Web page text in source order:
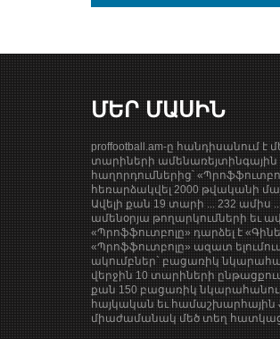
ՄԵՐ ՄԱՍԻՆ
proffootball.am-ը հանդիսանում
տարիների ամենառեյտինգային
հաղորդումներից՝
հեռարձակվել 2000 թվականի
Ավելի քան 19 տարի ... 232 ամիս
ամենօրյա թողարկումների եւ
«Պրոֆֆուտբոլը» դարձել է
«Պրոֆֆուտբոլը» ազատ
ակումբներ` բացառիկ
վերջին 10 տարիների ընթացքում
քան 150 բացառիկ
հայկական եւ համաշխարհային
միաժամանակ մեծ տեղ